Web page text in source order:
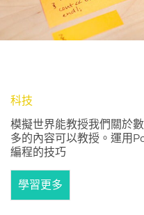
科技
模擬世界能教授我們關於
多的內容可以教授。運用
編程的技巧
學習更多